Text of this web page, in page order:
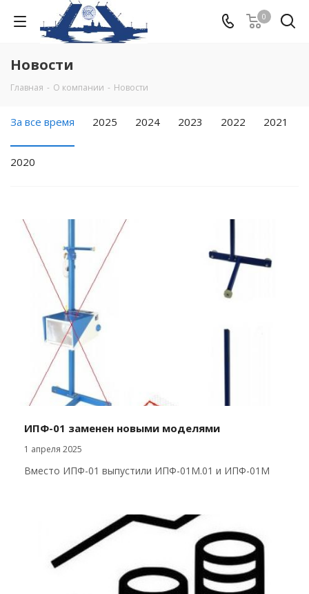
0
Новости
Главная - О компании - Новости
За все время 2025 2024 2023 2022 2021
2020
ИПФ-01 заменен новыми моделями
1 апреля 2025
Вместо ИПФ-01 выпустили ИПФ-01М.01 и ИПФ-01М